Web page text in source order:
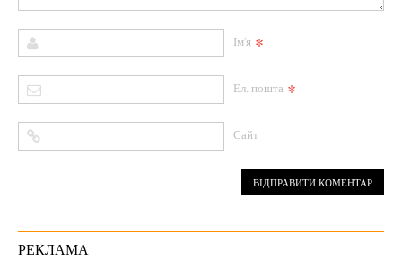
Ім'я *
Ел. пошта *
Сайт
РЕКЛАМА